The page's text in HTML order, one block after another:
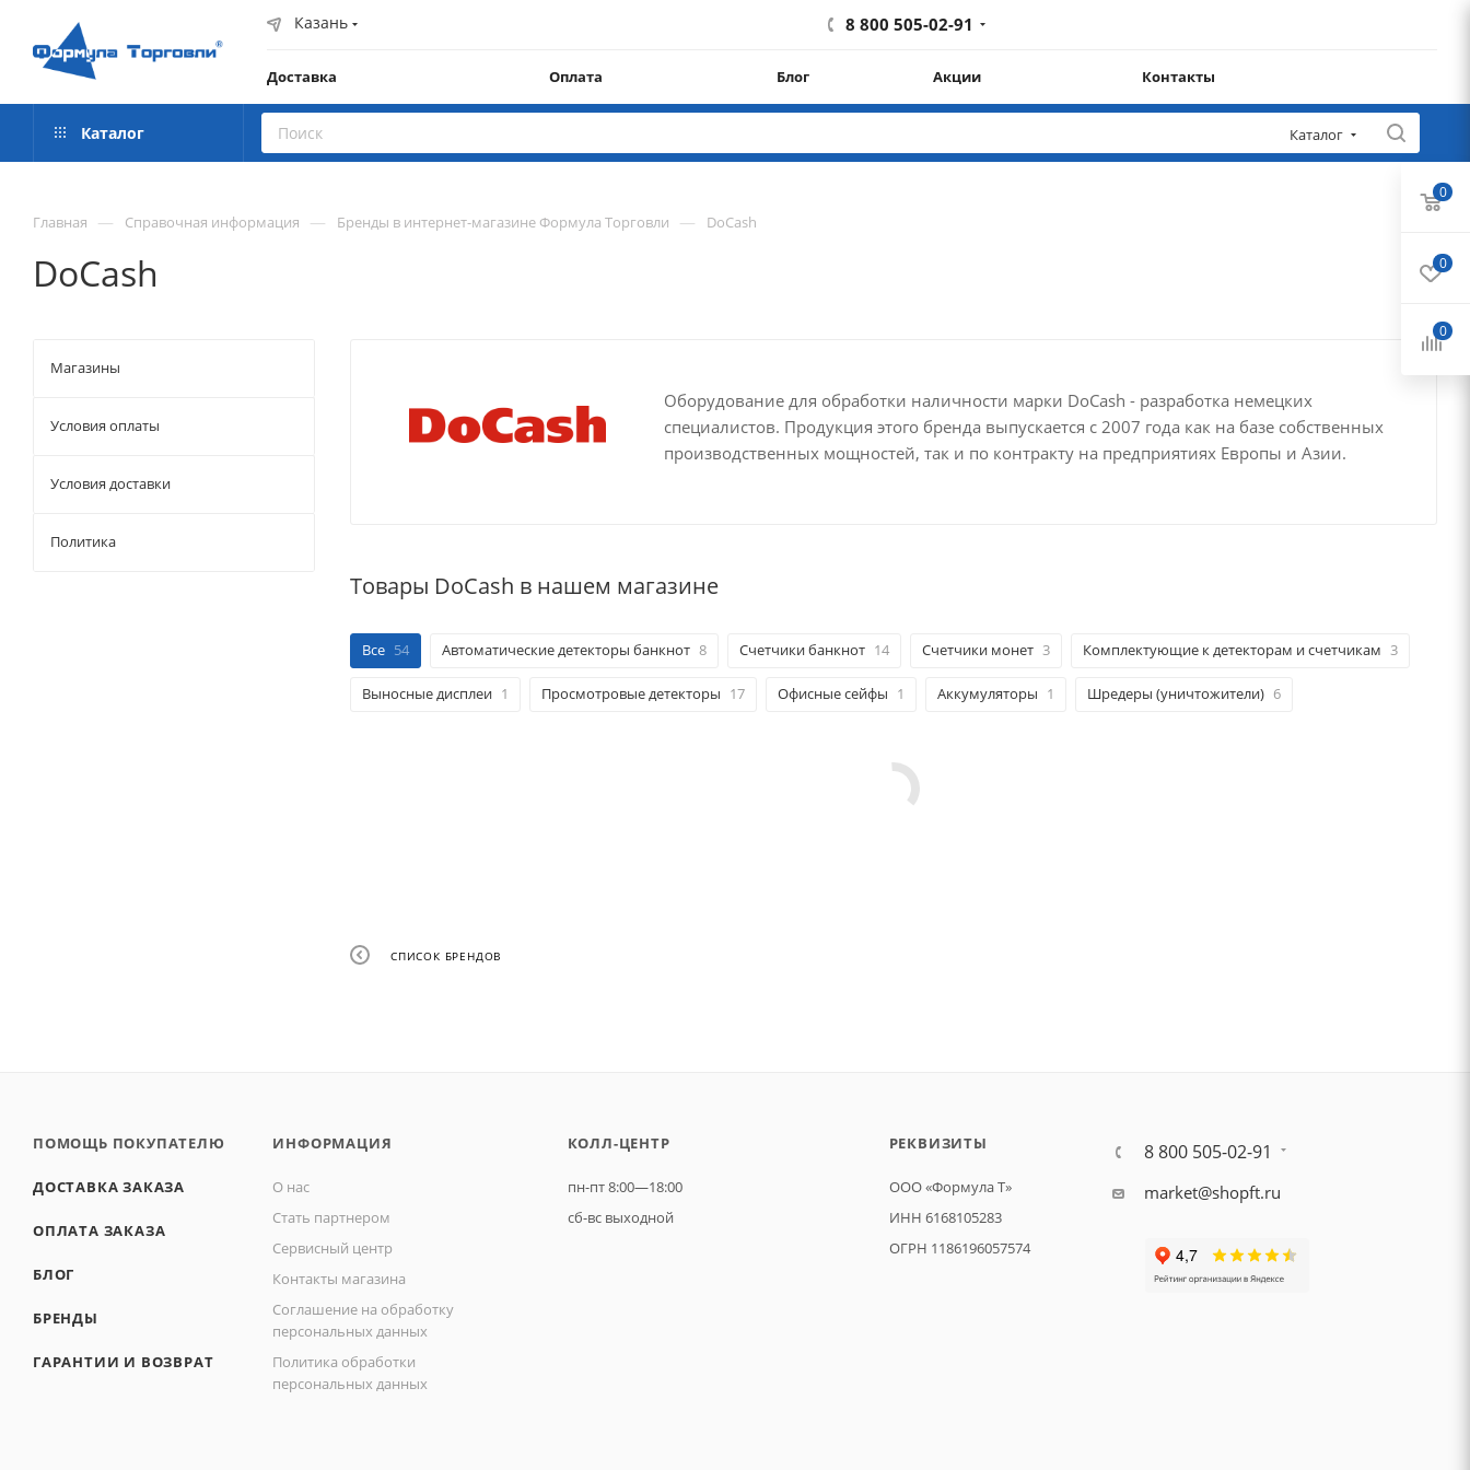
Казань 8 800 505-02-91
Доставка Оплата Блог Акции Контакты
Каталог Каталог
Главная — Справочная информация — Бренды в интернет-магазине Формула Торговли — DoCash
DoCash
Оборудование для обработки наличности марки DoCash - разработка немецких
специалистов. Продукция этого бренда выпускается с 2007 года как на базе собственных
производственных мощностей, так и по контракту на предприятиях Европы и Азии.
Товары DoCash в нашем магазине
Все 54 Автоматические детекторы банкнот 8 Счетчики банкнот 14 Счетчики монет 3 Комплектующие к детекторам и счетчикам 3
Выносные дисплеи 1 Просмотровые детекторы 17 Офисные сейфы 1 Аккумуляторы 1 Шредеры (уничтожители) 6
СПИСОК БРЕНДОВ
Магазины
Условия оплаты
Условия доставки
Политика
ПОМОЩЬ ПОКУПАТЕЛЮ
ДОСТАВКА ЗАКАЗА
ОПЛАТА ЗАКАЗА
БЛОГ
БРЕНДЫ
ГАРАНТИИ И ВОЗВРАТ
ИНФОРМАЦИЯ
О нас
Стать партнером
Сервисный центр
Контакты магазина
Соглашение на обработку
персональных данных
Политика обработки
персональных данных
КОЛЛ-ЦЕНТР
пн-пт 8:00—18:00
сб-вс выходной
РЕКВИЗИТЫ
ООО «Формула Т»
ИНН 6168105283
ОГРН 1186196057574
8 800 505-02-91
market@shopft.ru
0
0
0